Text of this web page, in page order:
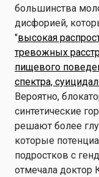
большинства
дисфорией,
"высокая
тревожных
пищевого
спектра,
Вероятно,
синтетические
решают более
которые
подростков с
отмечала доктор